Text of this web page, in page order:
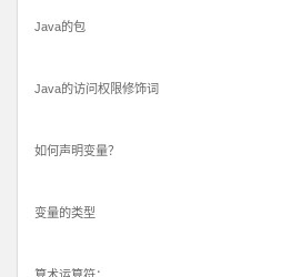
Java的包
Java的访问权限修饰词
如何声明变量？
变量的类型